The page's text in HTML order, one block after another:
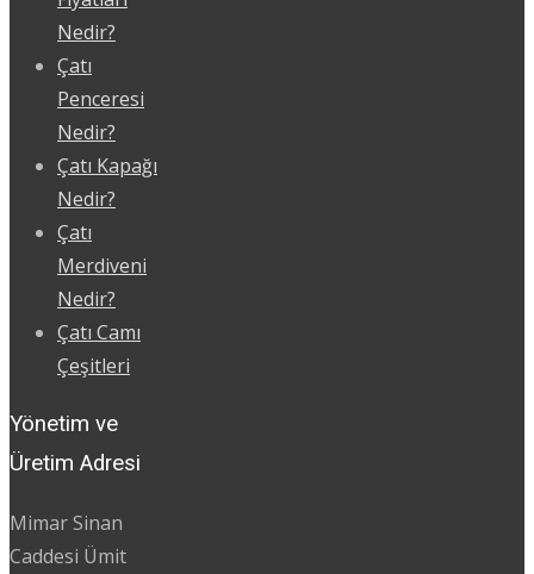
Nedir?
Çatı
Penceresi
Nedir?
Çatı Kapağı
Nedir?
Çatı
Merdiveni
Nedir?
Çatı Camı
Çeşitleri
Yönetim ve
Üretim Adresi
Mimar Sinan
Caddesi Ümit